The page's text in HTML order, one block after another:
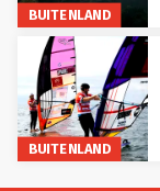
BUITENLAND
BUITENLAND